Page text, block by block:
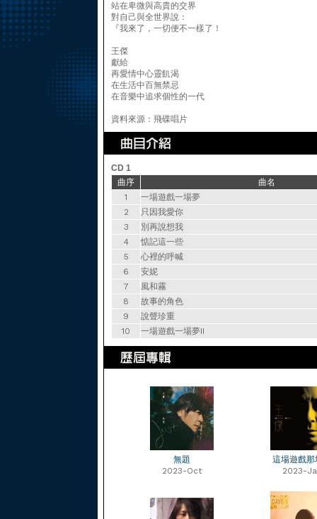
站在卑微與高貴的交界
對自己與全世界說：
『我來了，一切便不一樣了！
王傑
獻給
再愛情中心靈飢渴
在生活中百無禁忌
在音樂中追求個性的一代
資料來源：飛碟唱片
CD 1
曲序
曲名
1
一場遊戲一場夢
2
只因我愛你
3
別再說想我
4
惦記這一些
5
心裡的呼喊
6
安妮
7
風和霧
8
故事的角色
9
說聲珍重
10
一場遊戲一場夢II
無題
2023-Oct
這場遊戲那
2023-